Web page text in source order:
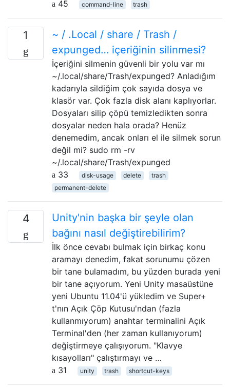
45
command-line trash
1
~ / .Local / share / Trash /
expunged… içeriğinin silinmesi?
İçeriğini silmenin güvenli bir yolu var mı
~/.local/share/Trash/expunged? Anladığım
kadarıyla sildiğim çok sayıda dosya ve
klasör var. Çok fazla disk alanı kaplıyorlar.
Dosyaları silip çöpü temizledikten sonra
dosyalar neden hala orada? Henüz
denemedim, ancak onları el ile silmek sorun
değil mi? sudo rm -rv
~/.local/share/Trash/expunged
33
disk-usage delete
trash
permanent-delete
4
Unity'nin başka bir şeyle olan
bağını nasıl değiştirebilirim?
İlk önce cevabı bulmak için birkaç konu
aramayı denedim, fakat sorunumu çözen
bir tane bulamadım, bu yüzden burada yeni
bir tane açıyorum. Yeni Unity masaüstüne
yeni Ubuntu 11.04'ü yükledim ve Super+
t'nın Açık Çöp Kutusu'ndan (fazla
kullanmıyorum) anahtar terminalini Açık
Terminal'den (her zaman kullanıyorum)
değiştirmeye çalışıyorum. "Klavye
kısayolları" çalıştırmayı ve …
31
unity trash shortcut-keys